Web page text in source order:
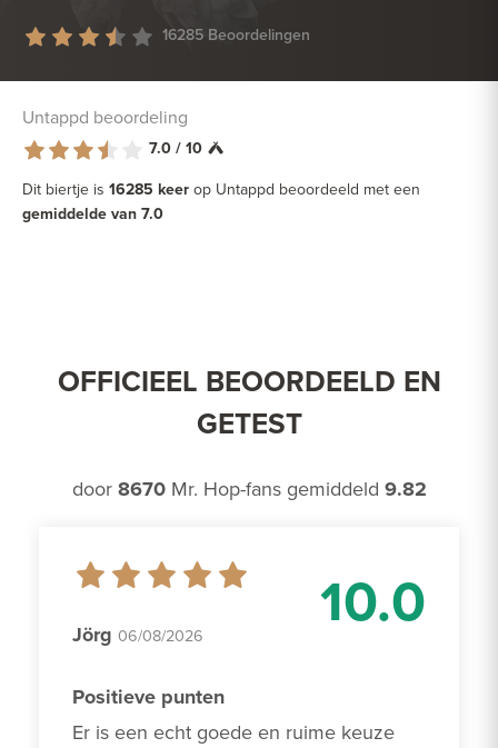
16285 Beoordelingen
Untappd beoordeling
7.0 / 10
Dit biertje is 16285 keer op Untappd beoordeeld met een
gemiddelde van 7.0
OFFICIEEL BEOORDEELD EN
GETEST
door 8670Mr. Hop-fans gemiddeld 9.82
10.0
Jörg 06/08/2026
Positieve punten
Er is een echt goede en ruime keuze